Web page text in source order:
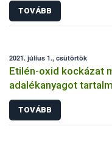
TOVÁBB
2021. július 1., csütörtök
Etilén-oxid kockázat
adalékanyagot
TOVÁBB